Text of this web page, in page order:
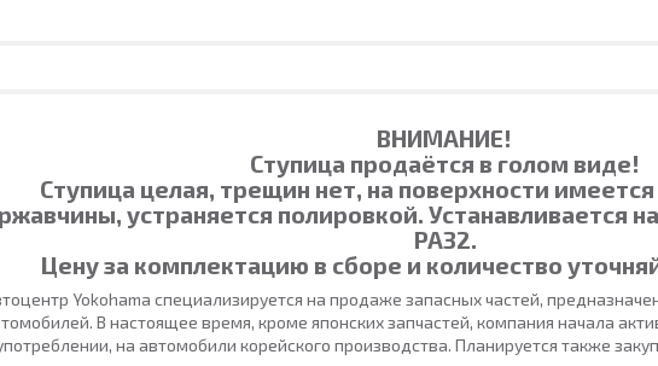
ВНИМАНИЕ!
Ступица продаётся в голом виде!
Ступица целая, трещин нет, на поверхности
ржавчины, устраняется полировкой. Устанавливается
PA32.
Цену за комплектацию в сборе и количество
Yokohama специализируется на продаже запасных частей,
В настоящее время, кроме японских запчастей, компания начала
на автомобили корейского производства. Планируется также